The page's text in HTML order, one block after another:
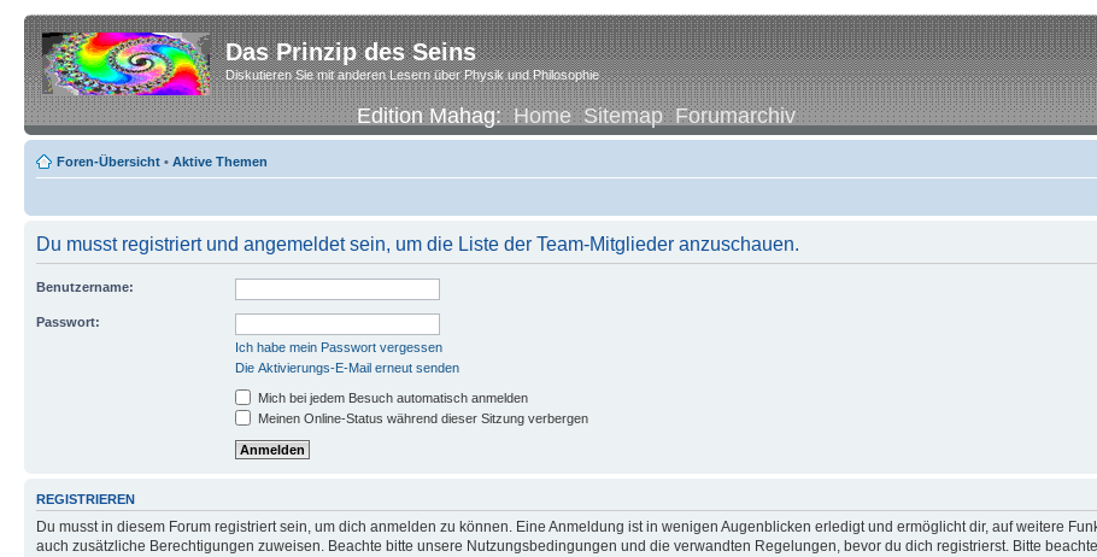
Das Prinzip des Seins
Diskutieren Sie mit anderen Lesern über Physik und Philosophie
Edition Mahag:Home Sitemap Forumarchiv
Foren-Übersicht • Aktive Themen
Du musst registriert und angemeldet sein, um die Liste der Team-Mitglieder anzuschauen.
Benutzername:
Passwort:
Ich habe mein Passwort vergessen
Die Aktivierungs-E-Mail erneut senden
Mich bei jedem Besuch automatisch anmelden
Meinen Online-Status während dieser Sitzung verbergen
REGISTRIEREN
Du musst in diesem Forum registriert sein, um dich anmelden zu können. Eine Anmeldung ist in wenigen Augenblicken erledigt und ermöglicht dir, auf weitere
auch zusätzliche Berechtigungen zuweisen. Beachte bitte unsere Nutzungsbedingungen und die verwandten Regelungen, bevor du dich registrierst. Bitte